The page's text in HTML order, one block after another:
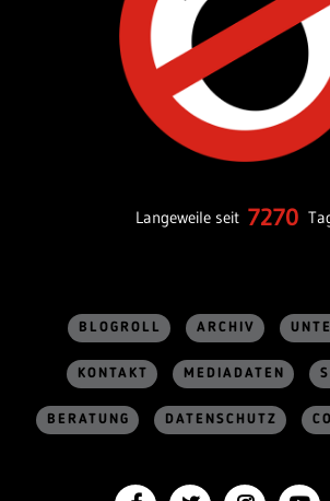
Langeweile seit 7270
BLOGROLL ARCHIV
KONTAKT MEDIADATEN
BERATUNG DATENSCHUTZ